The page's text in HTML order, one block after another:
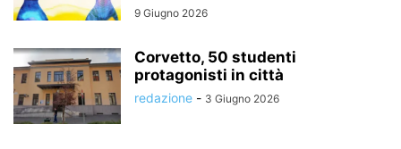
9 Giugno 2026
Corvetto, 50 studenti
protagonisti in città
redazione - 3 Giugno 2026